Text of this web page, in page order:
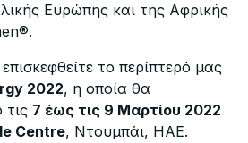
Ευρώπης και της Αφρικής
®.
το περίπτερό μας
2022, η οποία θα
7 έως τις 9 Μαρτίου 2022
Centre, Ντουμπάι, ΗΑΕ.